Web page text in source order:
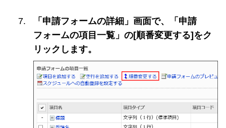
「申請フォームの詳細」画面で、「申請
フォームの項目一覧」の[順番変更する]をク
リックします。